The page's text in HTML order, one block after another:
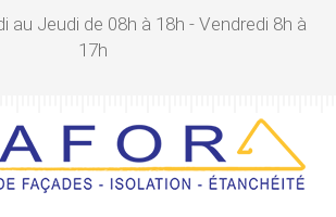
au Jeudi de 08h à 18h - Vendredi 8h à
17h